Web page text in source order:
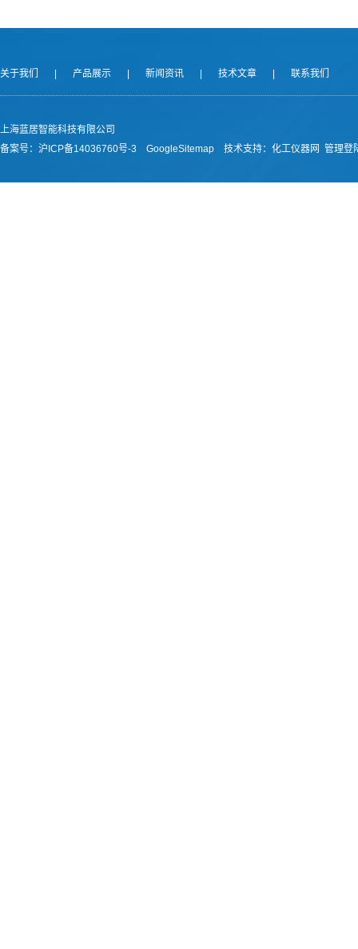
关于我们 | 产品展示 | 新闻资讯 | 技术文章 | 联系我们
上海蓝居智能科技有限公司
备案号： 沪ICP备14036760号-3 GoogleSitemap 技术支持： 化工仪器网 管理登